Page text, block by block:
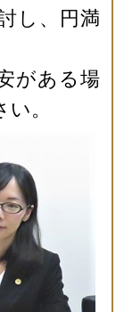
し、円満
がある場
。